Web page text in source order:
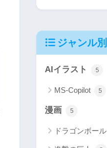
ジャンル別
AIイラスト 5
MS-Copilot 5
漫画 5
ドラゴンボール